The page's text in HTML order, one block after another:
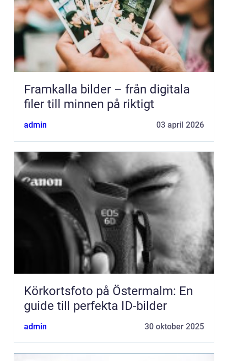
Framkalla bilder – från digitala
filer till minnen på riktigt
admin 03 april 2026
Körkortsfoto på Östermalm: En
guide till perfekta ID-bilder
admin 30 oktober 2025